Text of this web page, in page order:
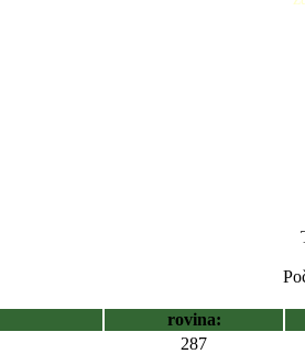
rovina:
287